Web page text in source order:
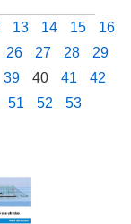
13 14 15
16
26 27 28
29
39 40 41
42
51 52 53